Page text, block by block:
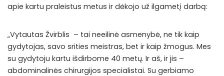
apie kartu praleistus metus ir dėkojo už ilgametį darbą:
„Vytautas Žvirblis – tai neeilinė asmenybė, ne tik kaip
gydytojas, savo srities meistras, bet ir kaip žmogus. Mes
su gydytoju kartu išdirbome 40 metų. Ir aš, ir jis –
abdominalinės chirurgijos specialistai. Su gerbiamo